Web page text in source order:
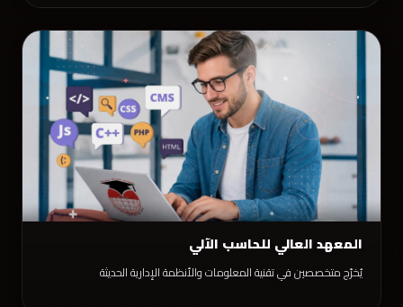
المعهد العالي للحاسب الآلي
يُخرّج متخصصين في تقنية المعلومات والأنظمة الإدارية الحديثة